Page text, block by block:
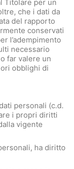
Titolare per un
che i dati da
del rapporto
conservati
l’adempimento
necessario
far valere un
obblighi di
personali (c.d.
i propri diritti
vigente
ha diritto